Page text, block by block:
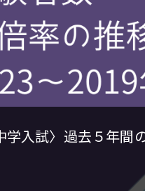
学入試〉過去５年